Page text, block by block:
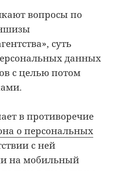
вопросы по
суть
данных
с целью потом
в противоречие
о персональных
с ней
на мобильный